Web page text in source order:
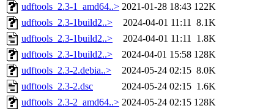
udftools_2.3-1_amd64..> 2021-01-28 18:43 122K
udftools_2.3-1build2..>
2024-04-01 11:11 8.1K
udftools_2.3-1build2..>
2024-04-01 11:11 1.8K
udftools_2.3-1build2..>
2024-04-01 15:58 128K
udftools_2.3-2.debia..>
2024-05-24 02:15 8.0K
udftools_2.3-2.dsc
2024-05-24 02:15 1.6K
udftools_2.3-2_amd64..> 2024-05-24 02:15 128K